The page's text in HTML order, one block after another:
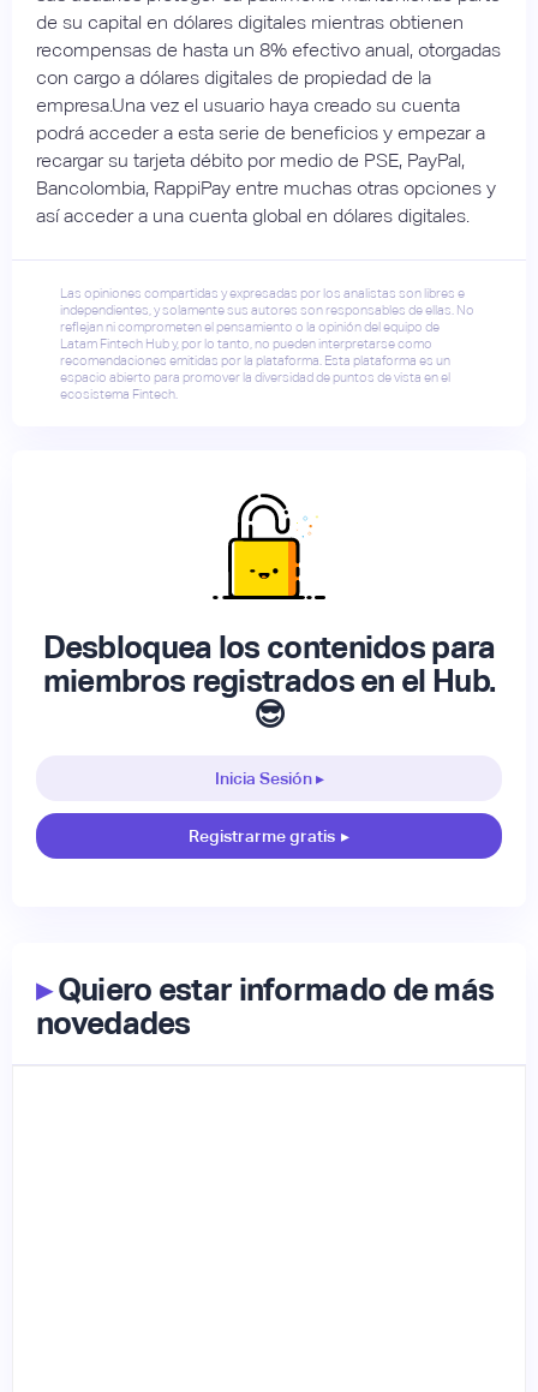
de su capital en dólares digitales mientras obtienen
recompensas de hasta un 8% efectivo anual, otorgadas
con cargo a dólares digitales de propiedad de la
empresa.Una vez el usuario haya creado su cuenta
podrá acceder a esta serie de beneficios y empezar a
recargar su tarjeta débito por medio de PSE, PayPal,
Bancolombia, RappiPay entre muchas otras opciones y
así acceder a una cuenta global en dólares digitales.
Las opiniones compartidas y expresadas por los analistas son libres e
independientes, y solamente sus autores son responsables de ellas. No
reflejan ni comprometen el pensamiento o la opinión del equipo de
Latam Fintech Hub y, por lo tanto, no pueden interpretarse como
recomendaciones emitidas por la plataforma. Esta plataforma es un
espacio abierto para promover la diversidad de puntos de vista en el
ecosistema Fintech.
Desbloquea los contenidos para
miembros registrados en el Hub.
😎
Inicia Sesión ▸
Registrarme gratis ▸
▸Quiero estar informado de más
novedades